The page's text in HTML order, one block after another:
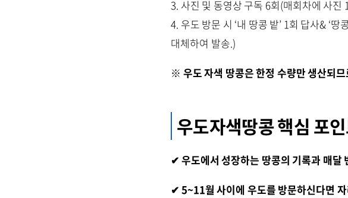
3. 사진 및 동영상 구독 6회(매회차에 사
4. 우도 방문 시 ‘내 땅콩 밭’ 1회 답사& ‘
대체하여 발송.)
※ 우도 자색 땅콩은 한정 수량만 생산되므
우도자색땅콩 핵심 포
✔ 우도에서 성장하는 땅콩의 기록과 매달
✔ 5~11월 사이에 우도를 방문하신다면